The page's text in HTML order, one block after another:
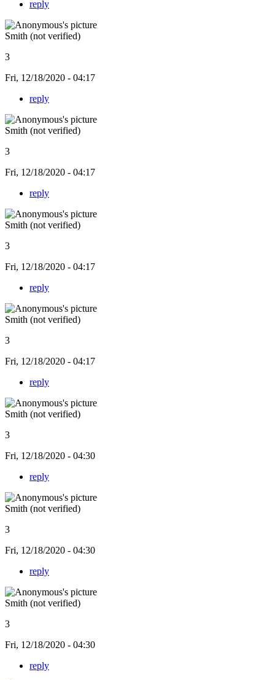
reply
Smith (not verified)
3
Fri, 12/18/2020 - 04:17
reply
Smith (not verified)
3
Fri, 12/18/2020 - 04:17
reply
Smith (not verified)
3
Fri, 12/18/2020 - 04:17
reply
Smith (not verified)
3
Fri, 12/18/2020 - 04:17
reply
Smith (not verified)
3
Fri, 12/18/2020 - 04:30
reply
Smith (not verified)
3
Fri, 12/18/2020 - 04:30
reply
Smith (not verified)
3
Fri, 12/18/2020 - 04:30
reply